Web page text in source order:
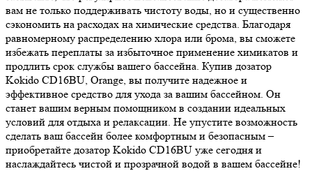
вам не только поддерживать чистоту воды, но и существенно
сэкономить на расходах на химические средства. Благодаря
равномерному распределению хлора или брома, вы сможете
избежать переплаты за избыточное применение химикатов и
продлить срок службы вашего бассейна. Купив дозатор
Kokido CD16BU, Orange, вы получите надежное и
эффективное средство для ухода за вашим бассейном. Он
станет вашим верным помощником в создании идеальных
условий для отдыха и релаксации. Не упустите возможность
сделать ваш бассейн более комфортным и безопасным –
приобретайте дозатор Kokido CD16BU уже сегодня и
наслаждайтесь чистой и прозрачной водой в вашем бассейне!